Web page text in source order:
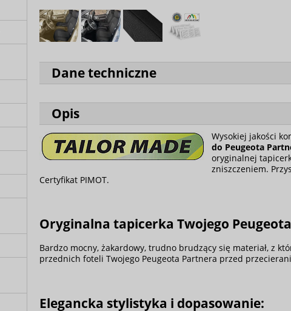
Dane techniczne
Opis
Wysokiej jakości
do Peugeota
oryginalnej
zniszczeniem.
Certyfikat PIMOT.
Oryginalna tapicerka Twojego
Bardzo mocny, żakardowy, trudno brudzący się materiał, z
przednich foteli Twojego Peugeota Partnera przed
Elegancka stylistyka i dopasowanie: